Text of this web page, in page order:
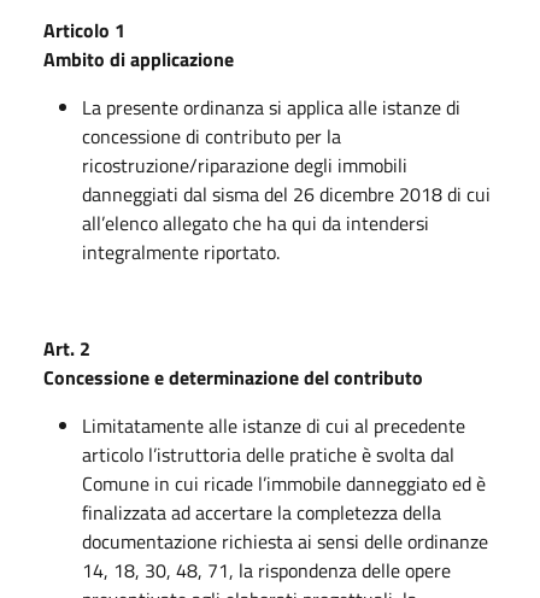
Articolo 1
Ambito di applicazione
La presente ordinanza si applica alle istanze di
concessione di contributo per la
ricostruzione/riparazione degli immobili
danneggiati dal sisma del 26 dicembre 2018 di cui
all’elenco allegato che ha qui da intendersi
integralmente riportato.
Art. 2
Concessione e determinazione del contributo
Limitatamente alle istanze di cui al precedente
articolo l’istruttoria delle pratiche è svolta dal
Comune in cui ricade l’immobile danneggiato ed è
finalizzata ad accertare la completezza della
documentazione richiesta ai sensi delle ordinanze
14, 18, 30, 48, 71, la rispondenza delle opere